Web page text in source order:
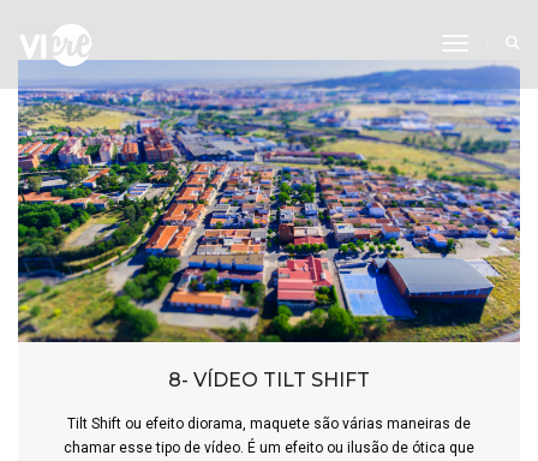
Toggle
8- VÍDEO TILT SHIFT
Tilt Shift ou efeito diorama, maquete são várias maneiras de
chamar esse tipo de vídeo. É um efeito ou ilusão de ótica que